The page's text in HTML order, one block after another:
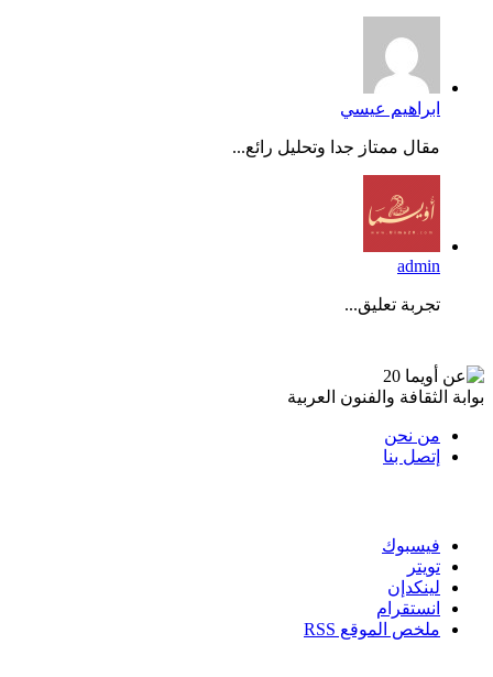
ابراهيم عيسي
مقال ممتاز جدا وتحليل رائع...
admin
تجربة تعليق...
بوابة الثقافة والفنون العربية
من نحن
إتصل بنا
فيسبوك
تويتر
لينكدإن
انستقرام
ملخص الموقع RSS